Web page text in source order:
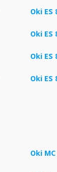
Oki ES
Oki ES
Oki ES
Oki ES
Oki